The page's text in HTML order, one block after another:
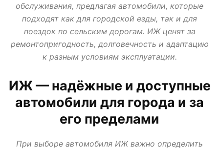
INFINITI ISUZU JAGUAR JEEP KAWASAKI KIA LADA
LANCIA LAND ROVER LEXUS MASERATI MAZDA MERCEDES
MINI MITSUBISHI MOSKVICH NISSAN OPEL PEUGEOT
PONTIAC PORSCHE RENAULT ROVER SAAB SEAT SKODA
SSANGYONG SUBARU SUZUKI TATA TESLA TOYOTA
АВТО В КРЕДИТ, ТРЕЙД ИН, ЛИЗИНГ ВАЗ ИЖ ЛАДА МИР АВТО
НОВОСТИ ПРО АВТО
обслуживания, предлагая автомобили, которые
подходят как для городской езды, так и для
поездок по сельским дорогам. ИЖ ценят за
ремонтопригодность, долговечность и адаптацию
к разным условиям эксплуатации.
ИЖ — надёжные и доступные
автомобили для города и за
его пределами
При выборе автомобиля ИЖ важно определить